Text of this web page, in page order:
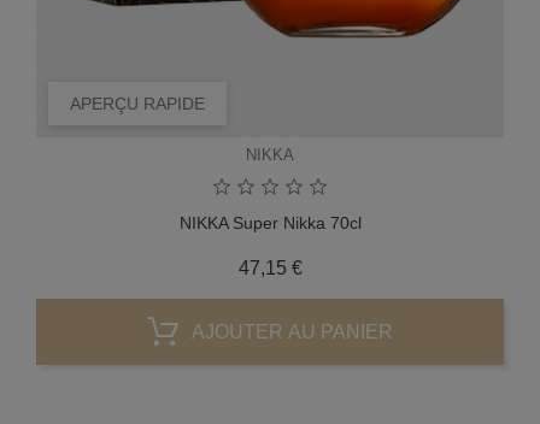
APERÇU RAPIDE
NIKKA
NIKKA Super Nikka 70cl
47,15 €Prix
AJOUTER AU PANIER